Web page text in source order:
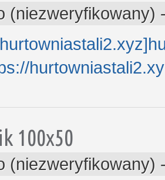
(niezweryfikowany)
100x50
(niezweryfikowany)